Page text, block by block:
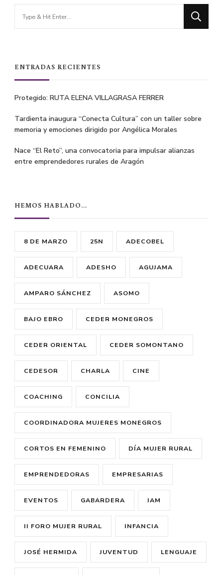
ENTRADAS RECIENTES
Protegido: RUTA ELENA VILLAGRASA FERRER
Tardienta inaugura “Conecta Cultura” con un taller sobre
memoria y emociones dirigido por Angélica Morales
Nace “El Reto”, una convocatoria para impulsar alianzas
entre emprendedores rurales de Aragón
HEMOS HABLADO…
8 DE MARZO 25N ADECOBEL
ADECUARA ADESHO AGUJAMA
AMPARO SÁNCHEZ ASOMO
BAJO EBRO CEDER MONEGROS
CEDER ORIENTAL CEDER SOMONTANO
CEDESOR CHARLA CINE
COACHING CONCILIA
COORDINADORA MUJERES MONEGROS
CORTOS EN FEMENINO DÍA MUJER RURAL
EMPRENDEDORAS EMPRESARIAS
EVENTOS GABARDERA IAM
II FORO MUJER RURAL INFANCIA
JOSÉ HERMIDA JUVENTUD LENGUAJE